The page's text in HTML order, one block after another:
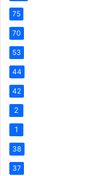
75
70
53
44
42
2
1
38
37